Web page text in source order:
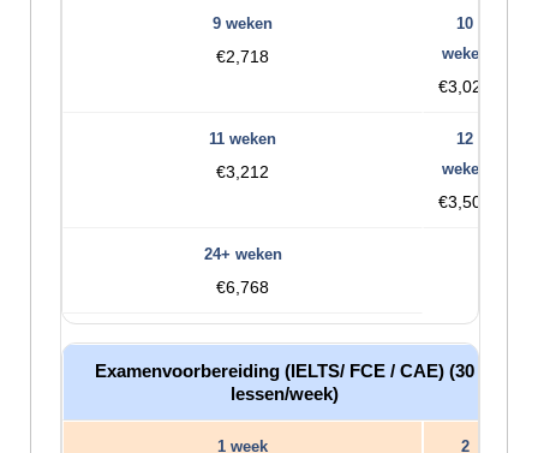
€2,718
€3,020
€3,212
€3,504
€6,768
Examenvoorbereiding (IELTS/ FCE / CAE) (30
lessen/week)